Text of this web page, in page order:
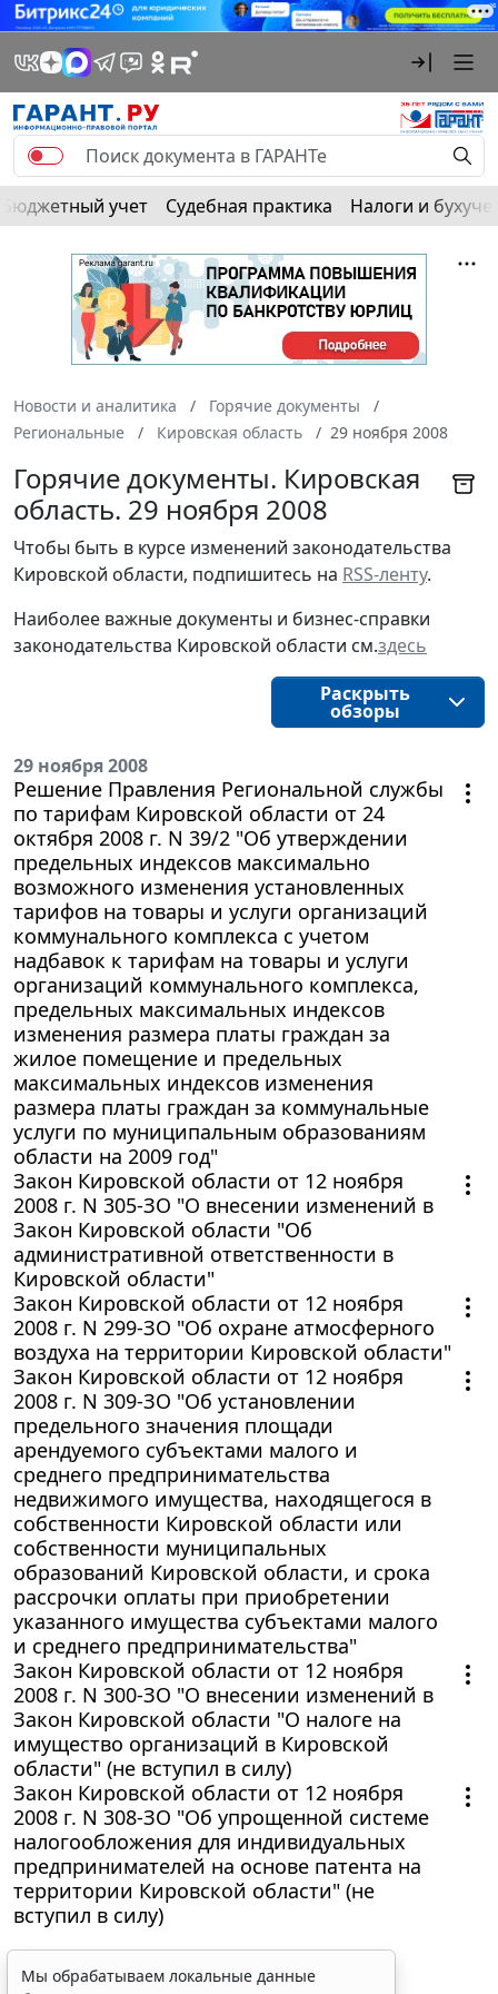
Бюджетный учет Судебная практика Налоги и
Новости и аналитика
Горячие документы
Региональные
Кировская область 29 ноября 2008
Горячие документы. Кировская
область. 29 ноября 2008
Чтобы быть в курсе изменений законодательства
Кировской области, подпишитесь на RSS-ленту.
Наиболее важные документы и бизнес-справки
законодательства Кировской области см.здесь
Раскрыть
обзоры
29 ноября 2008
Решение Правления Региональной службы
по тарифам Кировской области от 24
октября 2008 г. N 39/2 "Об утверждении
предельных индексов максимально
возможного изменения установленных
тарифов на товары и услуги организаций
коммунального комплекса с учетом
надбавок к тарифам на товары и услуги
организаций коммунального комплекса,
предельных максимальных индексов
изменения размера платы граждан за
жилое помещение и предельных
максимальных индексов изменения
размера платы граждан за коммунальные
услуги по муниципальным образованиям
области на 2009 год"
Закон Кировской области от 12 ноября
2008 г. N 305-ЗО "О внесении изменений в
Закон Кировской области "Об
административной ответственности в
Кировской области"
Закон Кировской области от 12 ноября
2008 г. N 299-ЗО "Об охране атмосферного
воздуха на территории Кировской области"
Закон Кировской области от 12 ноября
2008 г. N 309-ЗО "Об установлении
предельного значения площади
арендуемого субъектами малого и
среднего предпринимательства
недвижимого имущества, находящегося в
собственности Кировской области или
собственности муниципальных
образований Кировской области, и срока
рассрочки оплаты при приобретении
указанного имущества субъектами малого
и среднего предпринимательства"
Закон Кировской области от 12 ноября
2008 г. N 300-ЗО "О внесении изменений в
Закон Кировской области "О налоге на
имущество организаций в Кировской
области" (не вступил в силу)
Закон Кировской области от 12 ноября
2008 г. N 308-ЗО "Об упрощенной системе
налогообложения для индивидуальных
предпринимателей на основе патента на
территории Кировской области" (не
вступил в силу)
Мы обрабатываем локальные данные